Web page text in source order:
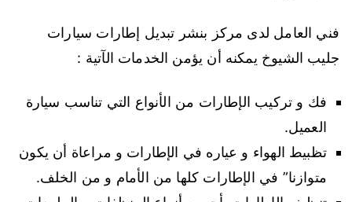
فني العامل لدى مركز بنشر تبديل إطارات سيارات
جليب الشيوخ يمكنه أن يؤمن الخدمات الآتية :
فك و تركيب الإطارات من الأنواع التي تناسب سيارة
العميل.
تظبيط الهواء و عياره في الإطارات و مراعاة أن يكون
متوازنا” في الإطارات كلها من الأمام و من الخلف.